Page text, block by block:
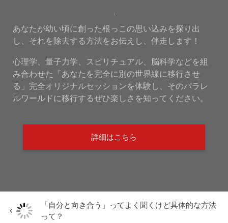
あなたが幼い頃に創った根っこの思い込みを探り出
し、それを除去する方法をお伝えし、伴走します！
心理学、量子力学、スピリチュアル、脳科学などを組
み合わせた「あなたを完全に別の世界線に移行させ
る」完全オリジナルセッションを体験し、そのパラレ
ルワールドに移行するぜひ楽しさを知ってください。
詳細はこちら
「自分と向き合う」ってよく聞くけど具体的な方法
って？